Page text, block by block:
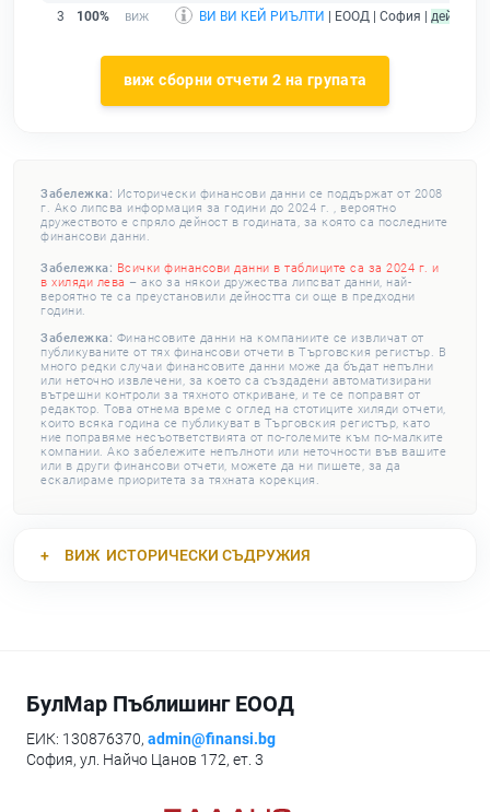
3
100% ВИ ВИ КЕЙ РИЪЛТИ | ЕООД | София |
виж сборни отчети 2 на групата
Забележка: Исторически финансови данни се поддържат от 2008
г. Ако липсва информация за години до 2024 г. , вероятно
дружеството е спряло дейност в годината, за която са последните
финансови данни.
Забележка: Всички финансови данни в таблиците са за 2024 г. и
в хиляди лева – ако за някои дружества липсват данни, най-
вероятно те са преустановили дейността си още в предходни
години.
Забележка: Финансовите данни на компаниите се извличат от
публикуваните от тях финансови отчети в Търговския регистър. В
много редки случаи финансовите данни може да бъдат непълни
или неточно извлечени, за което са създадени автоматизирани
вътрешни контроли за тяхното откриване, и те се поправят от
редактор. Това отнема време с оглед на стотиците хиляди отчети,
които всяка година се публикуват в Търговския регистър, като
ние поправяме несъответствията от по-големите към по-малките
компании. Ако забележите непълноти или неточности във вашите
или в други финансови отчети, можете да ни пишете, за да
ескалираме приоритета за тяхната корекция.
ВИЖ ИСТОРИЧЕСКИ СЪДРУЖИЯ
БулМар Пъблишинг ЕООД
ЕИК: 130876370, admin@finansi.bg
София, ул. Найчо Цанов 172, ет. 3